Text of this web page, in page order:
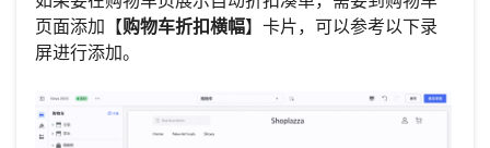
页面添加【购物车折扣横幅】卡片，可以参考以下录
屏进行添加。